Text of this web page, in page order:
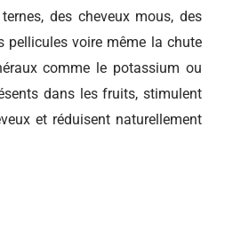
des cheveux mous, des
pellicules voire même la chute
comme le potassium ou
dans les fruits, stimulent
et réduisent naturellement